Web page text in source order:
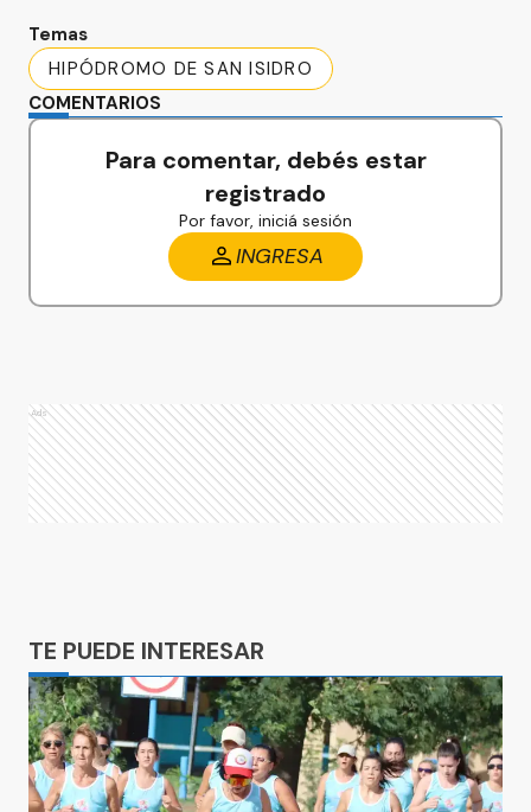
Temas
HIPÓDROMO DE SAN ISIDRO
COMENTARIOS
Para comentar, debés estar
registrado
Por favor, iniciá sesión
INGRESA
Ads
TE PUEDE INTERESAR